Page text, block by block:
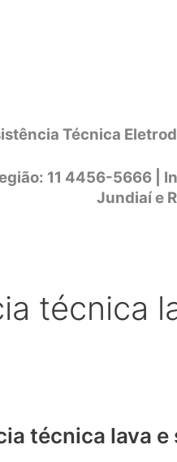
Técnica
11 4456-5666 |
Jundiaí e
técnica
técnica lava e